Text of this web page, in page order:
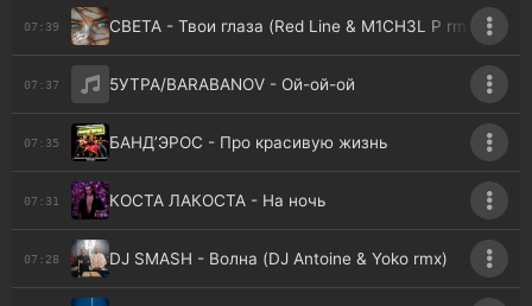
07:39 СВЕТА - Твои глаза (Red Line & M1CH3L P rmx)
07:37 5УТРА/BARABANOV - Ой-ой-ой
07:35 БАНД’ЭРОС - Про красивую жизнь
07:31 КОСТА ЛАКОСТА - На ночь
07:28 DJ SMASH - Волна (DJ Antoine & Yoko rmx)